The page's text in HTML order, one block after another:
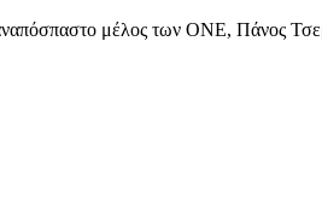
μέλος των ONE, Πάνος